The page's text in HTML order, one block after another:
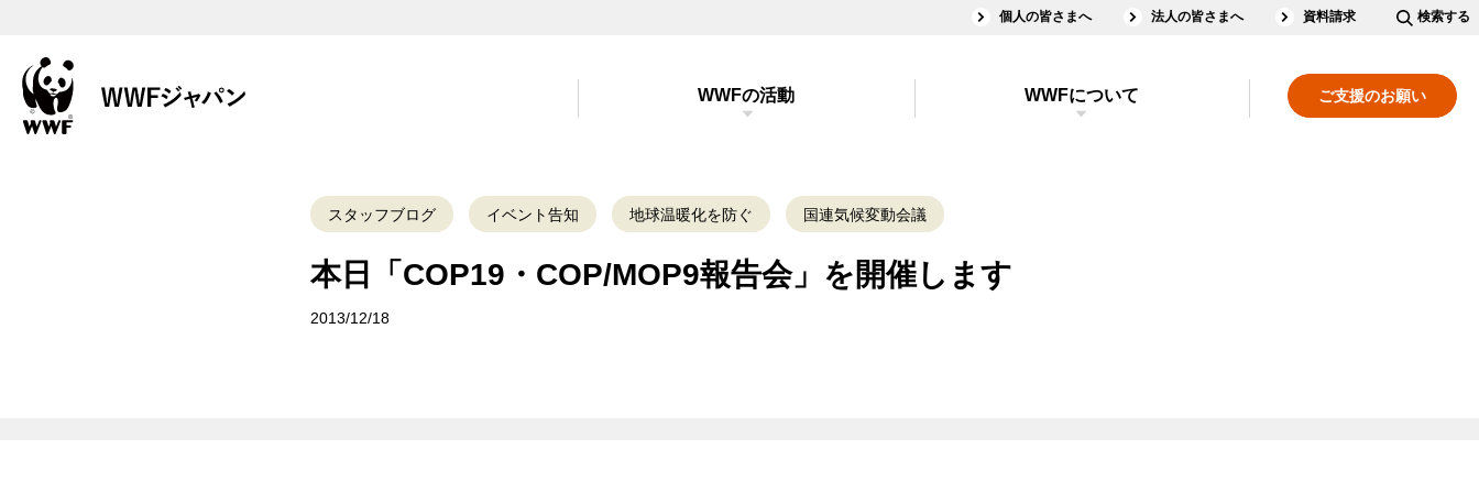
個人の皆さまへ 法人の皆さまへ 資料請求 検索する
ご支援のお願い
WWFの活動 WWFについて
スタッフブログ イベント告知 地球温暖化を防ぐ 国連気候変動会議
本日「COP19・COP/MOP9報告会」を開催します
2013/12/18